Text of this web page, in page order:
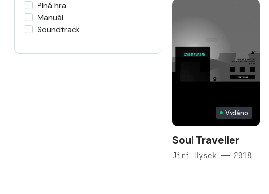
Plná hra
Manuál
Soundtrack
Vydáno
Soul Traveller
Jiri Hysek — 2018